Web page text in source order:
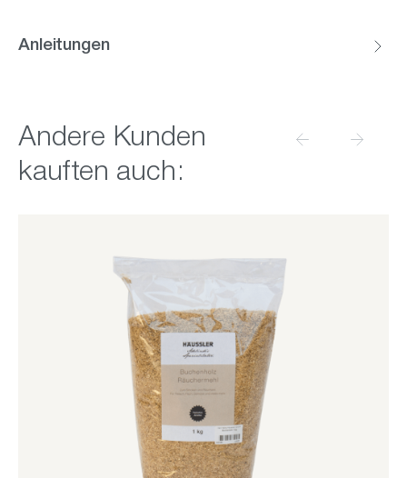
Anleitungen
Produktgalerie überspringen
Andere Kunden
kauften auch: